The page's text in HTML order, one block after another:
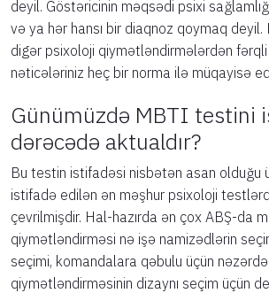
deyil. Göstəricinin məqsədi psixi
və ya hər hansı bir diaqnoz qoymaq deyil.
digər psixoloji qiymətləndirmələrdən
nəticələriniz heç bir norma ilə müqayisə
Günümüzdə MBTI testini
dərəcədə aktualdır?
Bu testin istifadəsi nisbətən asan olduğu
istifadə edilən ən məşhur psixoloji
çevrilmişdir. Hal-hazırda ən çox ABŞ-da
qiymətləndirməsi nə işə namizədlərin
seçimi, komandalara qəbulu üçün
qiymətləndirməsinin dizaynı seçim üçün